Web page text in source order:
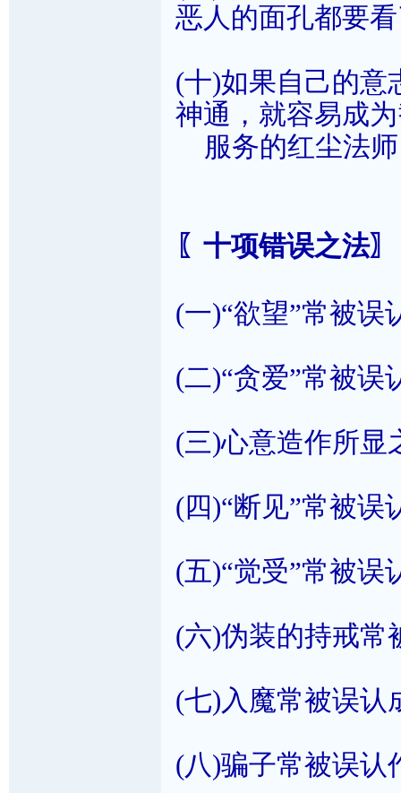
恶人的面孔都要
(十)如果自己的意
神通，就容易成
服务的红尘法
〖十项错误之法〗
(一)“欲望”常被误
(二)“贪爱”常被误
(三)心意造作所显
(四)“断见”常被误
(五)“觉受”常被误
(六)伪装的持戒常
(七)入魔常被误认
(八)骗子常被误认